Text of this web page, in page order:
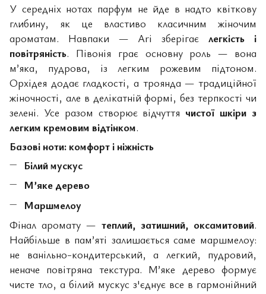
У середніх нотах парфум не йде в надто квіткову
глибину, як це властиво класичним жіночим
ароматам. Навпаки — Ari зберігає легкість і
повітряність. Півонія грає основну роль — вона
м’яка, пудрова, із легким рожевим підтоном.
Орхідея додає гладкості, а троянда — традиційної
жіночності, але в делікатній формі, без терпкості чи
зелені. Усе разом створює відчуття чистої шкіри з
легким кремовим відтінком.
Базові ноти: комфорт і ніжність
Білий мускус
М’яке дерево
Маршмелоу
Фінал аромату — теплий, затишний, оксамитовий.
Найбільше в пам’яті залишається саме маршмелоу:
не ванільно-кондитерський, а легкий, пудровий,
неначе повітряна текстура. М’яке дерево формує
чисте тло, а білий мускус з'єднує все в гармонійний